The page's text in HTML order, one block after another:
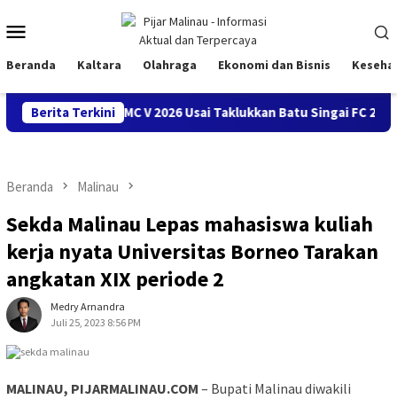
ke
Mobile
Beranda Kaltara Olahraga Ekonomi dan Bisnis
Berita Terkini
Prestasi BMC V 2026 Usai Taklukkan Batu Singai FC 2-1
Beranda Malinau
Sekda Malinau Lepas mahasiswa kuliah
kerja nyata Universitas Borneo Tarakan
angkatan XIX periode 2
Medry Arnandra
Juli 25, 2023 8:56 PM
MALINAU, PIJARMALINAU.COM – Bupati Malinau diwakili